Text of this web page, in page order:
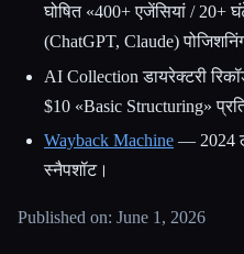
घोषित «400+ एजेंसियां / 20+
(ChatGPT, Claude)
AI Collection डायरेक्टरी
$10 «Basic Structuring»
Wayback Machine — 2024
स्नैपशॉट।
Published on: June 1, 2026